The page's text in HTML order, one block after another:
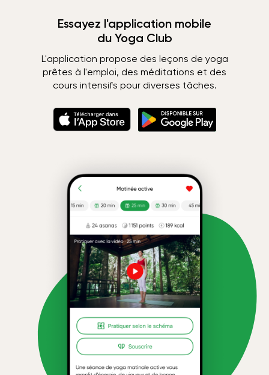
Essayez l'application mobile
du Yoga Club
L'application propose des leçons de yoga
prêtes à l'emploi, des méditations et des
cours intensifs pour diverses tâches.